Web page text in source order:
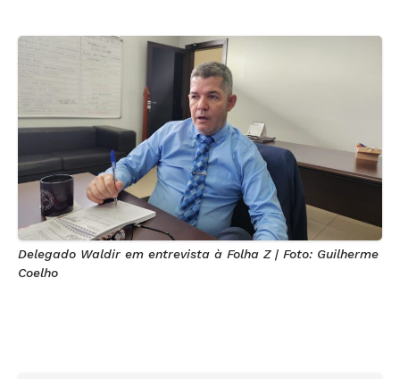
Delegado Waldir em entrevista à Folha Z | Foto: Guilherme
Coelho